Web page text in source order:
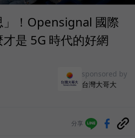
」！Opensignal 國際
是 5G 時代的好網
sponsored by
台灣大哥大
分享